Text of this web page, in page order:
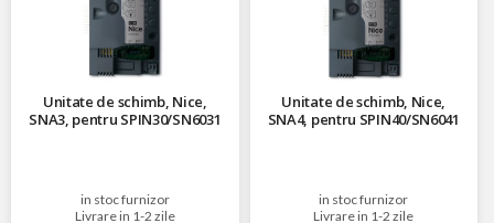
Unitate de schimb, Nice,
SNA3, pentru SPIN30/SN6031
in stoc furnizor
Livrare in 1-2 zile
Unitate de schimb, Nice,
SNA4, pentru SPIN40/SN6041
in stoc furnizor
Livrare in 1-2 zile